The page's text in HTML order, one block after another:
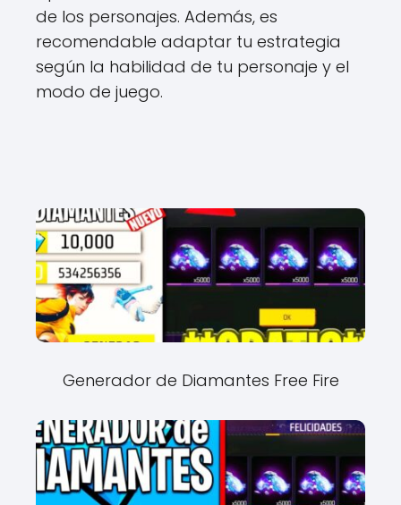
de los personajes. Además, es
recomendable adaptar tu estrategia
según la habilidad de tu personaje y el
modo de juego.
Generador de Diamantes Free Fire